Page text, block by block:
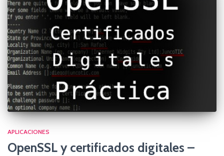
APLICACIONES
OpenSSL y certificados digitales –